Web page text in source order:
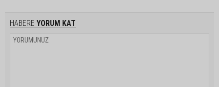
HABERE YORUM KAT